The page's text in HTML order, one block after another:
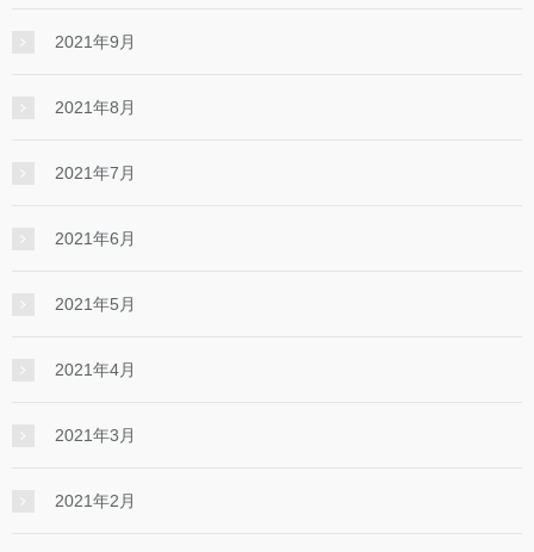
2021年9月
2021年8月
2021年7月
2021年6月
2021年5月
2021年4月
2021年3月
2021年2月